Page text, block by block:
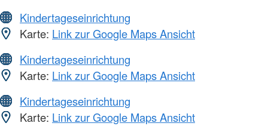
Kindertageseinrichtung
Karte: Link zur Google Maps Ansicht
Kindertageseinrichtung
Karte: Link zur Google Maps Ansicht
Kindertageseinrichtung
Karte: Link zur Google Maps Ansicht